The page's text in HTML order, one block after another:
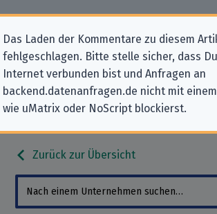
Das Laden der Kommentare zu diesem
fehlgeschlagen. Bitte stelle sicher, dass
Internet verbunden bist und Anfragen an
backend.datenanfragen.de nicht mit
wie uMatrix oder NoScript blockierst.
Datenschutz-
„Foxway AB“
Zurück zur Übersicht